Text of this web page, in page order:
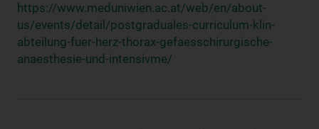
https://www.meduniwien.ac.at/web/en/about-
us/events/detail/postgraduales-curriculum-klin-
abteilung-fuer-herz-thorax-gefaesschirurgische-
anaesthesie-und-intensivme/